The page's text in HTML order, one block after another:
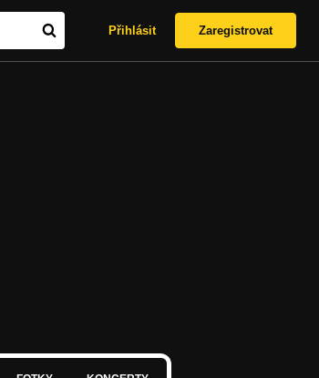
Přihlásit Zaregistrovat